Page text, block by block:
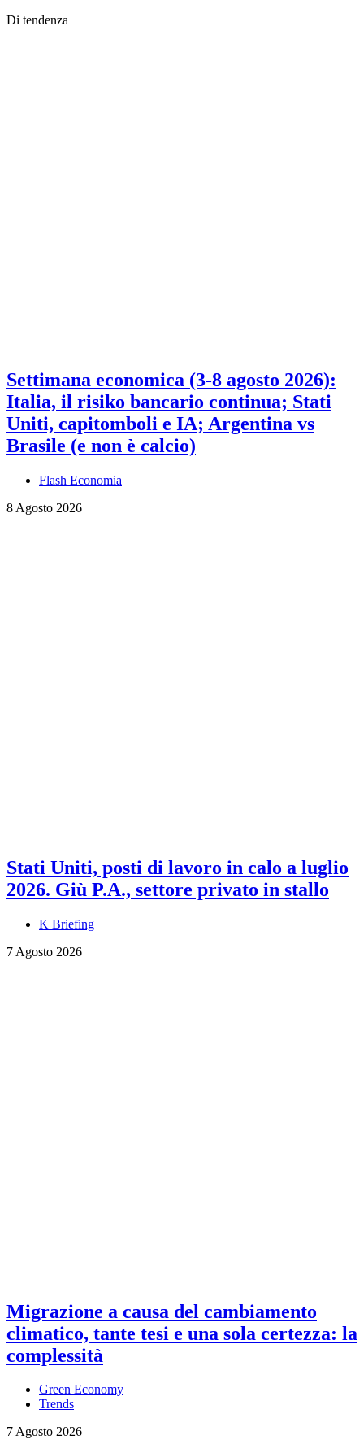
Di tendenza
Settimana economica (3-8 agosto 2026):
Italia, il risiko bancario continua; Stati
Uniti, capitomboli e IA; Argentina vs
Brasile (e non è calcio)
Flash Economia
8 Agosto 2026
Stati Uniti, posti di lavoro in calo a luglio
2026. Giù P.A., settore privato in stallo
K Briefing
7 Agosto 2026
Migrazione a causa del cambiamento
climatico, tante tesi e una sola certezza: la
complessità
Green Economy
Trends
7 Agosto 2026